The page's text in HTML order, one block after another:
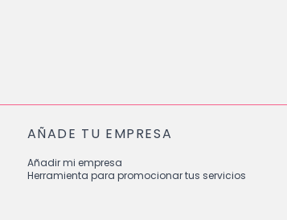
AÑADE TU EMPRESA
Añadir mi empresa
Herramienta para promocionar tus servicios